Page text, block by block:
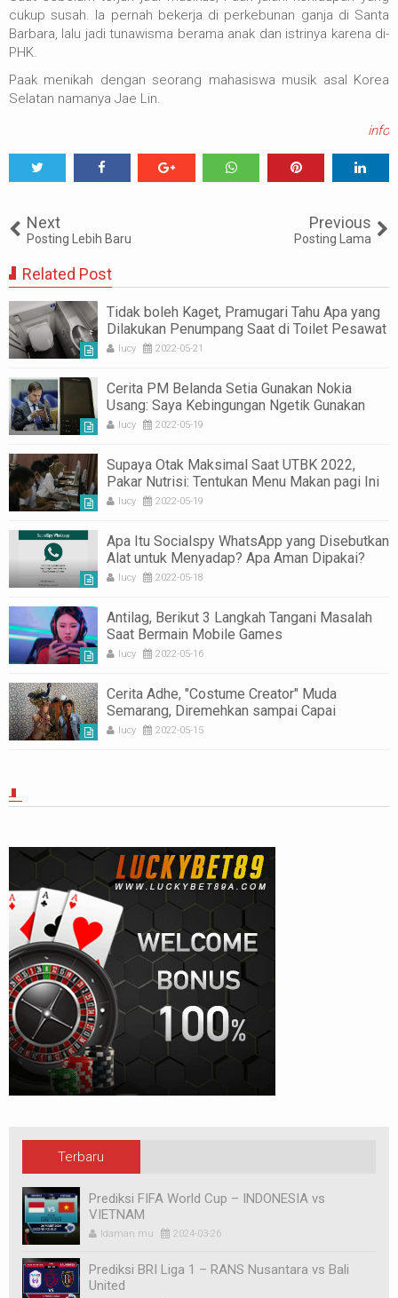
cukup susah. Ia pernah bekerja di perkebunan ganja di Santa
Barbara, lalu jadi tunawisma berama anak dan istrinya karena di-
PHK.
Paak menikah dengan seorang mahasiswa musik asal Korea
Selatan namanya Jae Lin.
info
Next
Posting Lebih Baru
Previous
Posting Lama
Related Post
Tidak boleh Kaget, Pramugari Tahu Apa yang
Dilakukan Penumpang Saat di Toilet Pesawat
lucy 2022-05-21
Cerita PM Belanda Setia Gunakan Nokia
Usang: Saya Kebingungan Ngetik Gunakan
Smartphone
lucy 2022-05-19
Supaya Otak Maksimal Saat UTBK 2022,
Pakar Nutrisi: Tentukan Menu Makan pagi Ini
lucy 2022-05-19
Apa Itu Socialspy WhatsApp yang Disebutkan
Alat untuk Menyadap? Apa Aman Dipakai?
lucy 2022-05-18
Antilag, Berikut 3 Langkah Tangani Masalah
Saat Bermain Mobile Games
lucy 2022-05-16
Cerita Adhe, "Costume Creator" Muda
Semarang, Diremehkan sampai Capai
Penghargaan Internasional
lucy 2022-05-15
Terbaru
Prediksi FIFA World Cup – INDONESIA vs
VIETNAM
Idaman mu 2024-03-26
Prediksi BRI Liga 1 – RANS Nusantara vs Bali
United